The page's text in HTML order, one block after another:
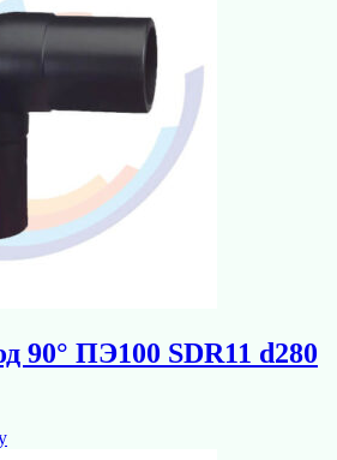
90° ПЭ100 SDR11 d280